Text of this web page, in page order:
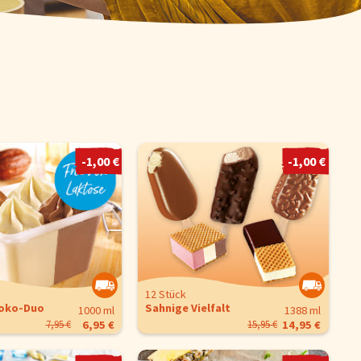
Startseite
Genussflyer
Kontakt
Impressum
AGB & Datenschutz
Registrieren
-1,00 €
Duo
1000 ml
6,95 €
7,95 €
-1,00 €
12 Stück
Sahnige Vielfalt
1388 ml
14,95 €
15,95 €